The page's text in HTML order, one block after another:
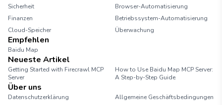
Sicherheit
Browser-Automatisierung
Finanzen
Betriebssystem-Automatisierung
Cloud-Speicher
Überwachung
Empfehlen
Baidu Map
Neueste Artikel
Getting Started with Firecrawl MCP
Server
How to Use Baidu Map MCP Server:
A Step-by-Step Guide
Über uns
Datenschutzerklärung Allgemeine Geschäftsbedingungen